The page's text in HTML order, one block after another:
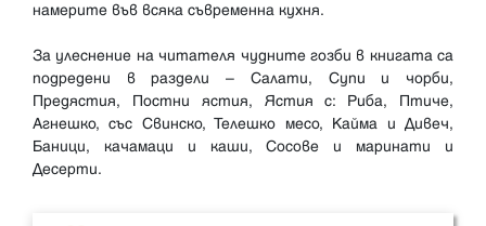
намерите във всяка съвременна кухня.
За улеснение на читателя чудните гозби в книгата са
подредени в раздели – Салати, Супи и чорби,
Предястия, Постни ястия, Ястия с: Риба, Птиче,
Агнешко, със Свинско, Телешко месо, Кайма и Дивеч,
Баници, качамаци и каши, Сосове и маринати и